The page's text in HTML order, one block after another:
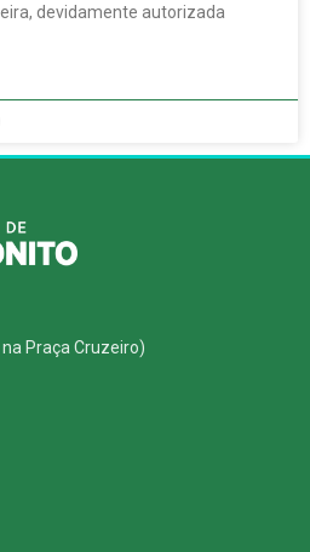
devidamente autorizada
Praça Cruzeiro)